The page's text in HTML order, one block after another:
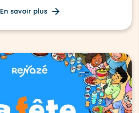
En savoir plus